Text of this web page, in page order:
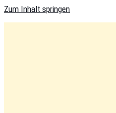
Zum Inhalt springen